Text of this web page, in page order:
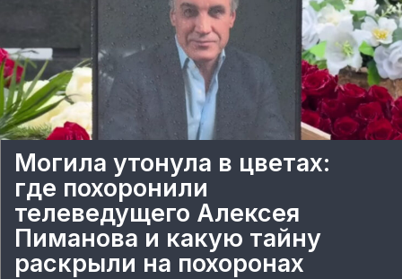
Могила утонула в цветах:
где похоронили
телеведущего Алексея
Пиманова и какую тайну
раскрыли на похоронах